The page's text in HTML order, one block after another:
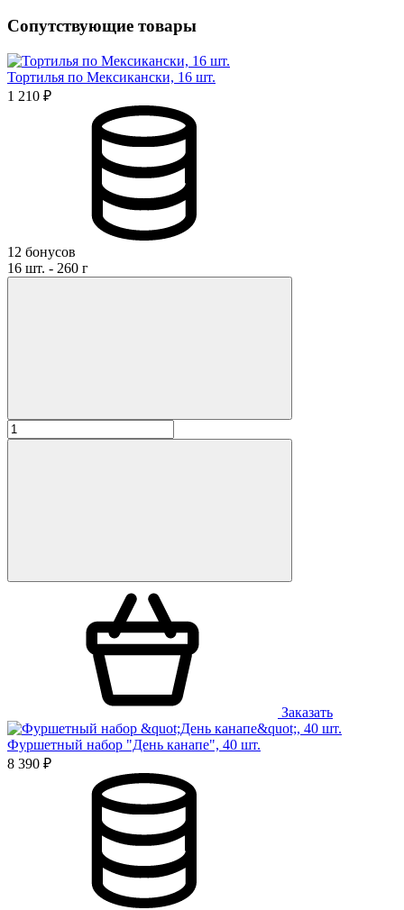
Сопутствующие товары
Тортилья по Мексикански, 16 шт.
1 210 ₽
12 бонусов
16 шт. - 260 г
Заказать
Фуршетный набор "День канапе", 40 шт.
8 390 ₽